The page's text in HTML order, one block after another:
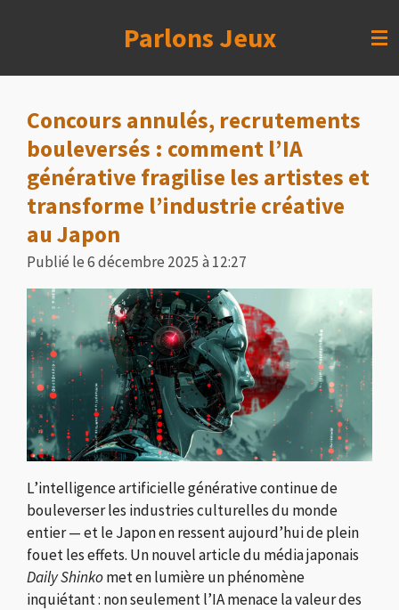
Parlons Jeux
Concours annulés, recrutements
bouleversés : comment l’IA
générative fragilise les artistes et
transforme l’industrie créative
au Japon
Publié le 6 décembre 2025 à 12:27
L’intelligence artificielle générative continue de
bouleverser les industries culturelles du monde
entier — et le Japon en ressent aujourd’hui de plein
fouet les effets. Un nouvel article du média japonais
Daily Shinkomet en lumière un phénomène
inquiétant : non seulement l’IA menace la valeur des